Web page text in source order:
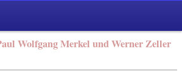
Wolfgang Merkel und Werner Zeller